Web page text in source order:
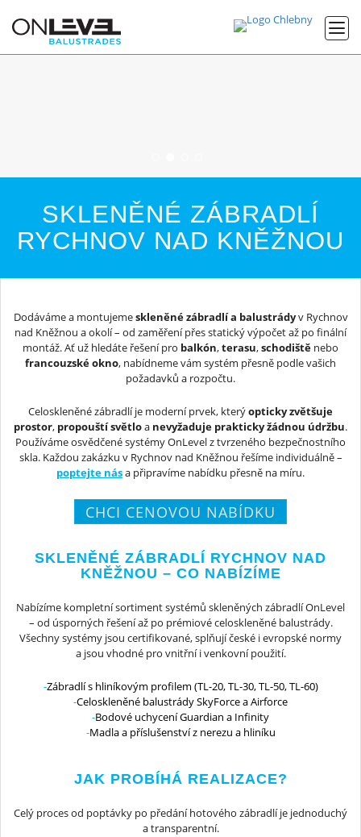
SKLENĚNÉ ZÁBRADLÍ
RYCHNOV NAD KNĚŽNOU
Dodáváme a montujemeskleněné zábradlí a balustrádyv Rychnov
nad Kněžnou a okolí – od zaměření přes statický výpočet až po finální
montáž. Ať už hledáte řešení pro balkón,terasu,schodiště nebo
francouzské okno, nabídneme vám systém přesně podle vašich
požadavků a rozpočtu.
Celoskleněné zábradlí je moderní prvek, kterýopticky zvětšuje
prostor, propouští světloa nevyžaduje prakticky žádnou údržbu.
Používáme osvědčené systémy OnLevel z tvrzeného bezpečnostního
skla. Každou zakázku v Rychnov nad Kněžnou řešíme individuálně –
poptejte nása připravíme nabídku přesně na míru.
CHCI CENOVOU NABÍDKU
SKLENĚNÉ ZÁBRADLÍ RYCHNOV NAD
KNĚŽNOU – CO NABÍZÍME
Nabízíme kompletní sortiment systémů skleněných zábradlí OnLevel
– od úsporných řešení až po prémiové celoskleněné balustrády.
Všechny systémy jsou certifikované, splňují české i evropské normy
a jsou vhodné pro vnitřní i venkovní použití.
Zábradlí s hliníkovým profilem (TL-20, TL-30, TL-50, TL-60)
Celoskleněné balustrády SkyForce a Airforce
Bodové uchycení Guardian a Infinity
Madla a příslušenství z nerezu a hliníku
JAK PROBÍHÁ REALIZACE?
Celý proces od poptávky po předání hotového zábradlí je jednoduchý
a transparentní.